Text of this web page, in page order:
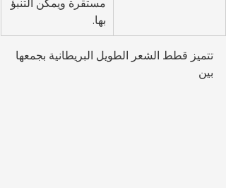
مستقرة ويمكن التنبؤ
بها.
تتميز قطط الشعر الطويل البريطانية بجمعها
بين